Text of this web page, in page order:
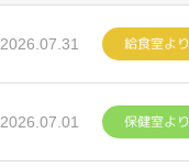
2026.07.31 給食室より
2026.07.01 保健室より